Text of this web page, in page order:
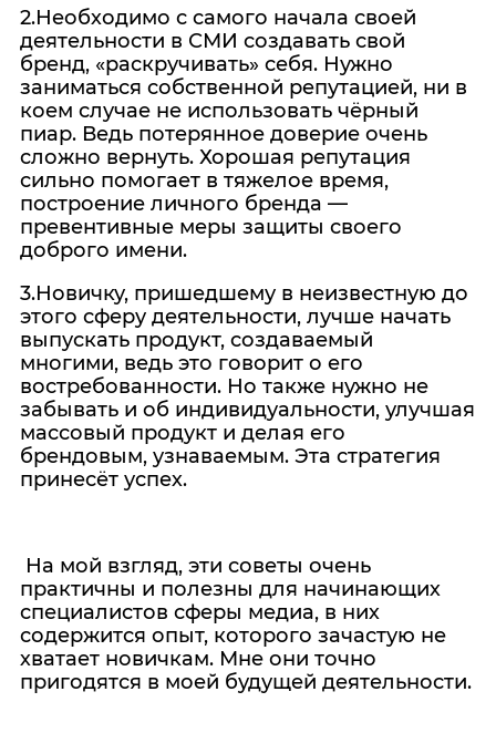
2.Необходимо с самого начала своей
деятельности в СМИ создавать свой
бренд, «раскручивать» себя. Нужно
заниматься собственной репутацией, ни в
коем случае не использовать чёрный
пиар. Ведь потерянное доверие очень
сложно вернуть. Хорошая репутация
сильно помогает в тяжелое время,
построение личного бренда —
превентивные меры защиты своего
доброго имени.
3.Новичку, пришедшему в неизвестную до
этого сферу деятельности, лучше начать
выпускать продукт, создаваемый
многими, ведь это говорит о его
востребованности. Но также нужно не
забывать и об индивидуальности, улучшая
массовый продукт и делая его
брендовым, узнаваемым. Эта стратегия
принесёт успех.
На мой взгляд, эти советы очень
практичны и полезны для начинающих
специалистов сферы медиа, в них
содержится опыт, которого зачастую не
хватает новичкам. Мне они точно
пригодятся в моей будущей деятельности.